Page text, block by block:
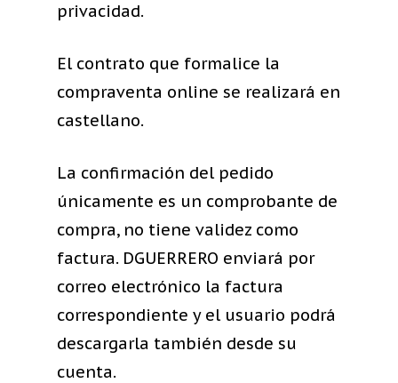
privacidad.
El contrato que formalice la
compraventa online se realizará en
castellano.
La confirmación del pedido
únicamente es un comprobante de
compra, no tiene validez como
factura. DGUERRERO enviará por
correo electrónico la factura
correspondiente y el usuario podrá
descargarla también desde su
cuenta.
¡Envío Gratis +
Intercambios Gratis
Todos Los Artículos!